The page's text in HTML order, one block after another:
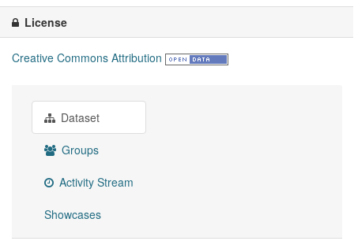
License
Creative Commons Attribution
Dataset
Groups
Activity Stream
Showcases